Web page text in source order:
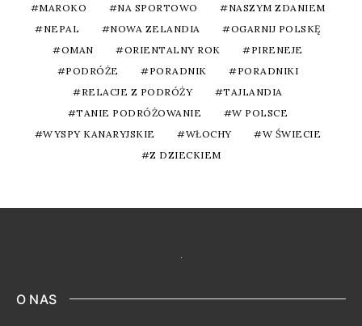
MAROKO
NA SPORTOWO
NASZYM ZDANIEM
NEPAL
NOWA ZELANDIA
OGARNIJ POLSKĘ
OMAN
ORIENTALNY ROK
PIRENEJE
PODRÓŻE
PORADNIK
PORADNIKI
RELACJE Z PODRÓŻY
TAJLANDIA
TANIE PODRÓŻOWANIE
W POLSCE
WYSPY KANARYJSKIE
WŁOCHY
W ŚWIECIE
Z DZIECKIEM
O NAS